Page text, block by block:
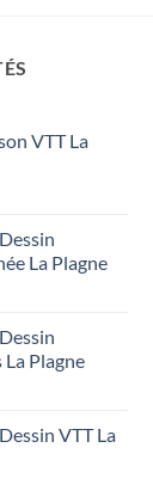
VTT La
La Plagne
Plagne
VTT La